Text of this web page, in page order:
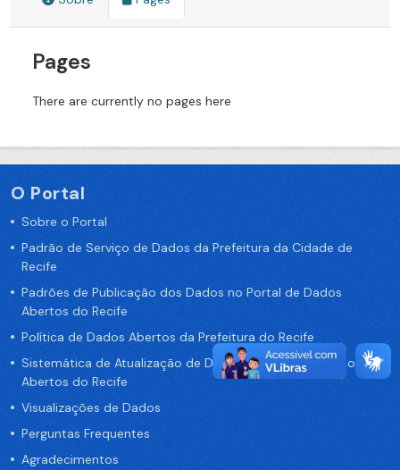
Pages
There are currently no pages here
O Portal
Sobre o Portal
Padrão de Serviço de Dados da Prefeitura da Cidade de
Recife
Padrões de Publicação dos Dados no Portal de Dados
Abertos do Recife
Política de Dados Abertos da Prefeitura do Recife
Sistemática de Atualização de Dados do Portal de Dados
Abertos do Recife
Visualizações de Dados
Perguntas Frequentes
Agradecimentos